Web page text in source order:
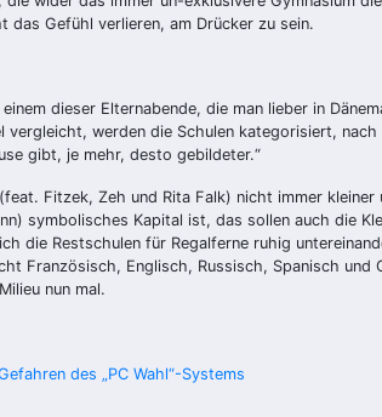
das Gefühl verlieren, am Drücker zu sein.
dieser Elternabende, die man lieber in
werden die Schulen kategorisiert,
gibt, je mehr, desto gebildeter.“
Fitzek, Zeh und Rita Falk) nicht immer
symbolisches Kapital ist, das sollen auch die
die Restschulen für Regalferne ruhig
Französisch, Englisch, Russisch, Spanisch
nun mal.
des „PC Wahl“-Systems